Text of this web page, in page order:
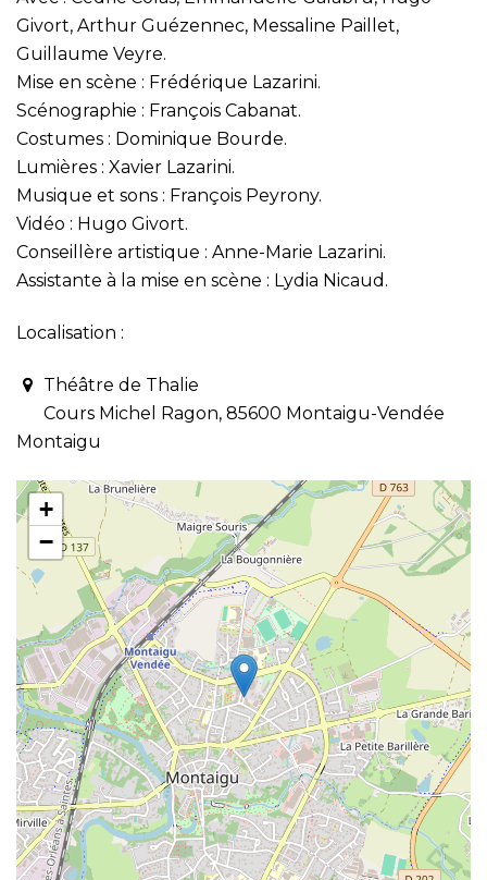
Givort, Arthur Guézennec, Messaline Paillet,
Guillaume Veyre.
Mise en scène : Frédérique Lazarini.
Scénographie : François Cabanat.
Costumes : Dominique Bourde.
Lumières : Xavier Lazarini.
Musique et sons : François Peyrony.
Vidéo : Hugo Givort.
Conseillère artistique : Anne-Marie Lazarini.
Assistante à la mise en scène : Lydia Nicaud.
Localisation :
Théâtre de Thalie
Cours Michel Ragon, 85600 Montaigu-Vendée
Montaigu
+
−